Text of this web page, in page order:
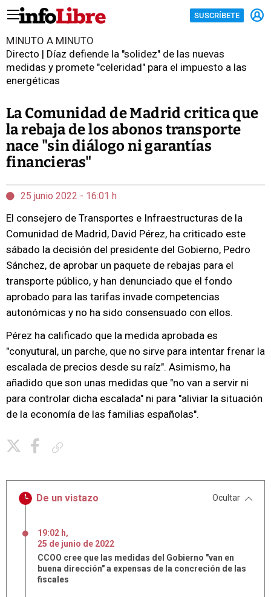
SUSCRÍBETE
MINUTO A MINUTO
Directo | Díaz defiende la "solidez" de las nuevas
medidas y promete "celeridad" para el impuesto a las
energéticas
La Comunidad de Madrid critica que
la rebaja de los abonos transporte
nace "sin diálogo ni garantías
financieras"
25 junio 2022 - 16:01 h
El consejero de Transportes e Infraestructuras de la
Comunidad de Madrid, David Pérez, ha criticado este
sábado la decisión del presidente del Gobierno, Pedro
Sánchez, de aprobar un paquete de rebajas para el
transporte público, y han denunciado que el fondo
aprobado para las tarifas invade competencias
autonómicas y no ha sido consensuado con ellos.
Pérez ha calificado que la medida aprobada es
"conyutural, un parche, que no sirve para intentar frenar la
escalada de precios desde su raíz". Asimismo, ha
añadido que son unas medidas que "no van a servir ni
para controlar dicha escalada" ni para "aliviar la situación
de la economía de las familias españolas".
De un vistazo Ocultar
19:02 h,
25 de junio de 2022
CCOO cree que las medidas del Gobierno "van en
buena dirección" a expensas de la concreción de las
fiscales